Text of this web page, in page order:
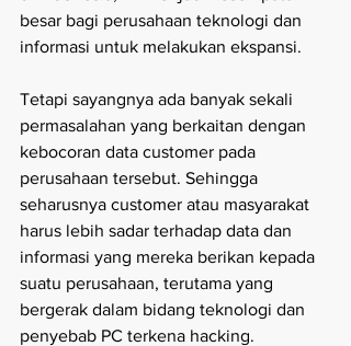
besar bagi perusahaan teknologi dan
informasi untuk melakukan ekspansi.
Tetapi sayangnya ada banyak sekali
permasalahan yang berkaitan dengan
kebocoran data customer pada
perusahaan tersebut. Sehingga
seharusnya customer atau masyarakat
harus lebih sadar terhadap data dan
informasi yang mereka berikan kepada
suatu perusahaan, terutama yang
bergerak dalam bidang teknologi dan
penyebab PC terkena hacking.